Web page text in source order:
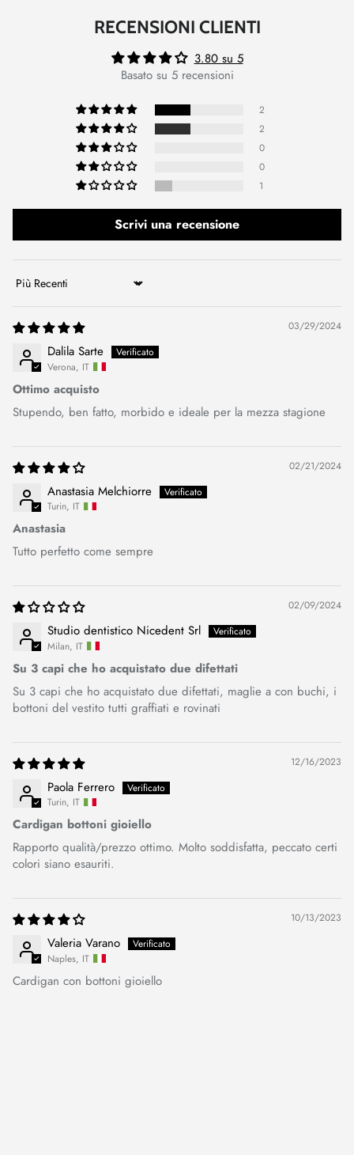
RECENSIONI CLIENTI
3.80 su 5
Basato su 5 recensioni
2
2
0
0
1
Scrivi una recensione
Sort by
03/29/2024
Dalila Sarte
Verona, IT
Ottimo acquisto
Stupendo, ben fatto, morbido e ideale per la mezza stagione
02/21/2024
Anastasia Melchiorre
Turin, IT
Anastasia
Tutto perfetto come sempre
02/09/2024
Studio dentistico Nicedent Srl
Milan, IT
Su 3 capi che ho acquistato due difettati
Su 3 capi che ho acquistato due difettati, maglie a con buchi, i
bottoni del vestito tutti graffiati e rovinati
12/16/2023
Paola Ferrero
Turin, IT
Cardigan bottoni gioiello
Rapporto qualità/prezzo ottimo. Molto soddisfatta, peccato certi
colori siano esauriti.
10/13/2023
Valeria Varano
Naples, IT
Cardigan con bottoni gioiello